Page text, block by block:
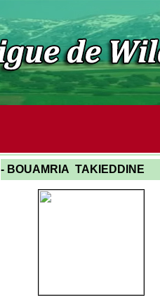
- BOUAMRIA TAKIEDDINE